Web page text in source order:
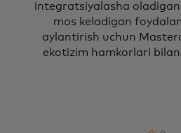
integratsiyalasha
mos keladigan
aylantirish uchun
ekotizim hamkorlari